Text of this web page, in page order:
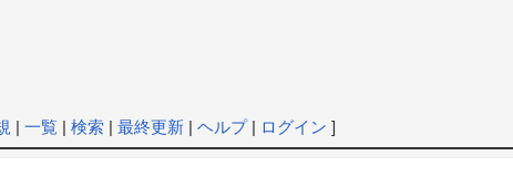
| 一覧| 検索| 最終更新| ヘルプ| ログイン ]